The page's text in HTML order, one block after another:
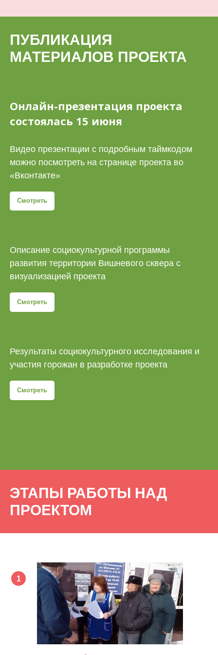
ПУБЛИКАЦИЯ
МАТЕРИАЛОВ ПРОЕКТА
Онлайн-презентация проекта
состоялась 15 июня
Видео презентации с подробным таймкодом
можно посмотреть на странице проекта во
«Вконтакте»
Смотреть
Описание социокультурной программы
развития территории Вишневого сквера с
визуализацией проекта
Смотреть
Результаты социокультурного исследования и
участия горожан в разработке проекта
Смотреть
ЭТАПЫ РАБОТЫ НАД
ПРОЕКТОМ